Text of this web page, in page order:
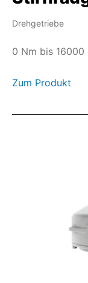
Drehgetriebe
0 Nm bis 16000
Zum Produkt